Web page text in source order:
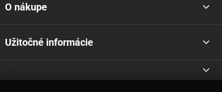
O nákupe
Užitočné informácie